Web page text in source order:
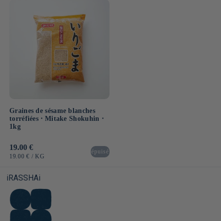
Graines de sésame blanches
torréfiées ⋅ Mitake Shokuhin ⋅
1kg
Prix
habituel
19.00 €
PRIX
19.00 € / PAR
KG
épuisé
iRASSHAi